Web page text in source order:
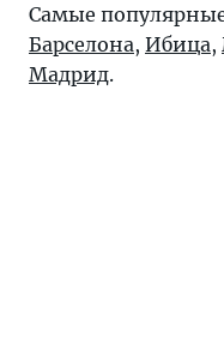
Самые
Барселона, Ибица,
Мадрид.